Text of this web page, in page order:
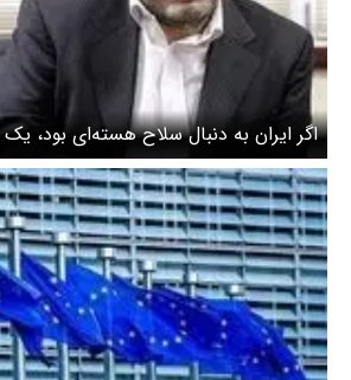
اگر ایران به دنبال سلاح هسته‌ای بود،
بود